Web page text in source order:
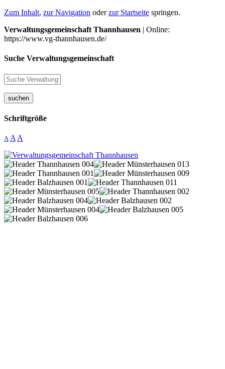
Zum Inhalt, zur Navigation oderzur Startseite springen.
Verwaltungsgemeinschaft Thannhausen | Online:
https://www.vg-thannhausen.de/
Suche Verwaltungsgemeinschaft
suchen
Schriftgröße
A A A